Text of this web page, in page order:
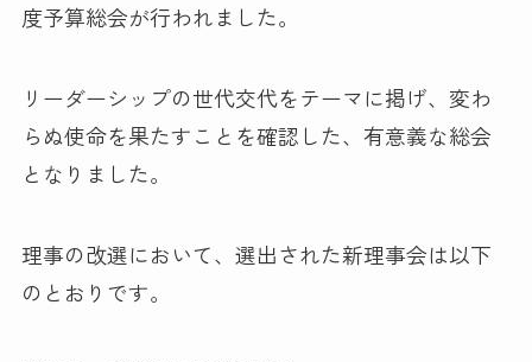
度予算総会が行われました。
リーダーシップの世代交代をテーマに掲げ、変わ
らぬ使命を果たすことを確認した、有意義な総会
となりました。
理事の改選において、選出された新理事会は以下
のとおりです。